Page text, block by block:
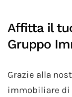
Affitta il
Gruppo
Grazie alla
immobiliare di